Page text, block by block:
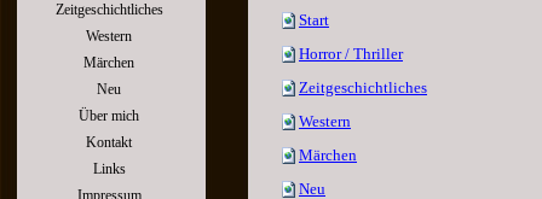
Zeitgeschichtliches
Western
Märchen
Neu
Über mich
Kontakt
Links
Impressum
Start
Horror / Thriller
Zeitgeschichtliches
Western
Märchen
Neu